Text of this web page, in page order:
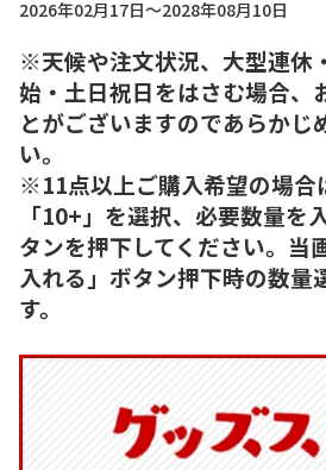
2026年02月17日～2028年08月10日
※天候や注文状況、大型連休
始・土日祝日をはさむ場合、
とがございますのであらかじ
い。
※11点以上ご購入希望の場合
「10+」を選択、必要数量を
タンを押下してください。当
入れる」ボタン押下時の数量
す。